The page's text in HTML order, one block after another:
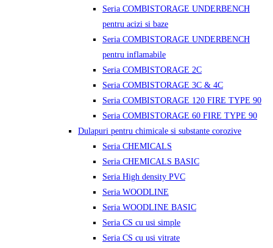
Seria COMBISTORAGE UNDERBENCH
pentru acizi si baze
Seria COMBISTORAGE UNDERBENCH
pentru inflamabile
Seria COMBISTORAGE 2C
Seria COMBISTORAGE 3C & 4C
Seria COMBISTORAGE 120 FIRE TYPE 90
Seria COMBISTORAGE 60 FIRE TYPE 90
Dulapuri pentru chimicale si substante corozive
Seria CHEMICALS
Seria CHEMICALS BASIC
Seria High density PVC
Seria WOODLINE
Seria WOODLINE BASIC
Seria CS cu usi simple
Seria CS cu usi vitrate